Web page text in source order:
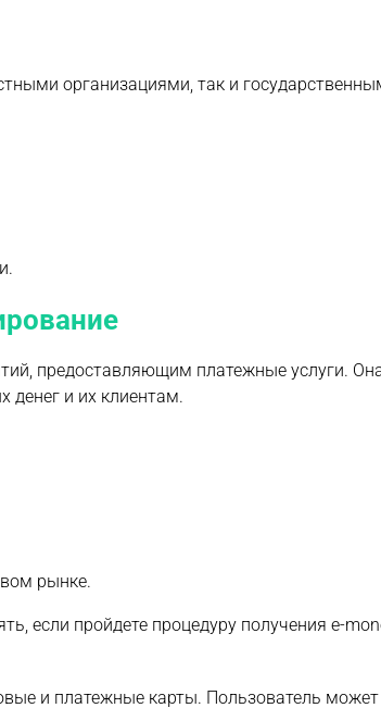
организациями, так и
предоставляющим платежные услуги.
и их клиентам.
рынке.
если пройдете процедуру получения e-
и платежные карты. Пользователь может